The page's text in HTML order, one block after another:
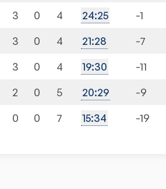
3 0 4 24:25 -1
3 0 4 21:28 -7
3 0 4 19:30 -11
2 0 5 20:29 -9
0 0 7 15:34 -19